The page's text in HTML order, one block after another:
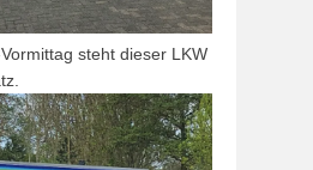
steht dieser LKW